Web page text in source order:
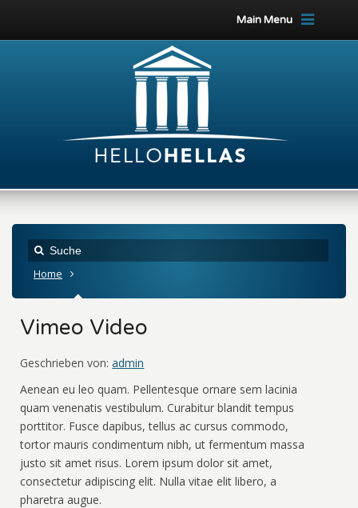
Main Menu
Home
Vimeo Video
Geschrieben von: admin
Aenean eu leo quam. Pellentesque ornare sem lacinia
quam venenatis vestibulum. Curabitur blandit tempus
porttitor. Fusce dapibus, tellus ac cursus commodo,
tortor mauris condimentum nibh, ut fermentum massa
justo sit amet risus. Lorem ipsum dolor sit amet,
consectetur adipiscing elit. Nulla vitae elit libero, a
pharetra augue.